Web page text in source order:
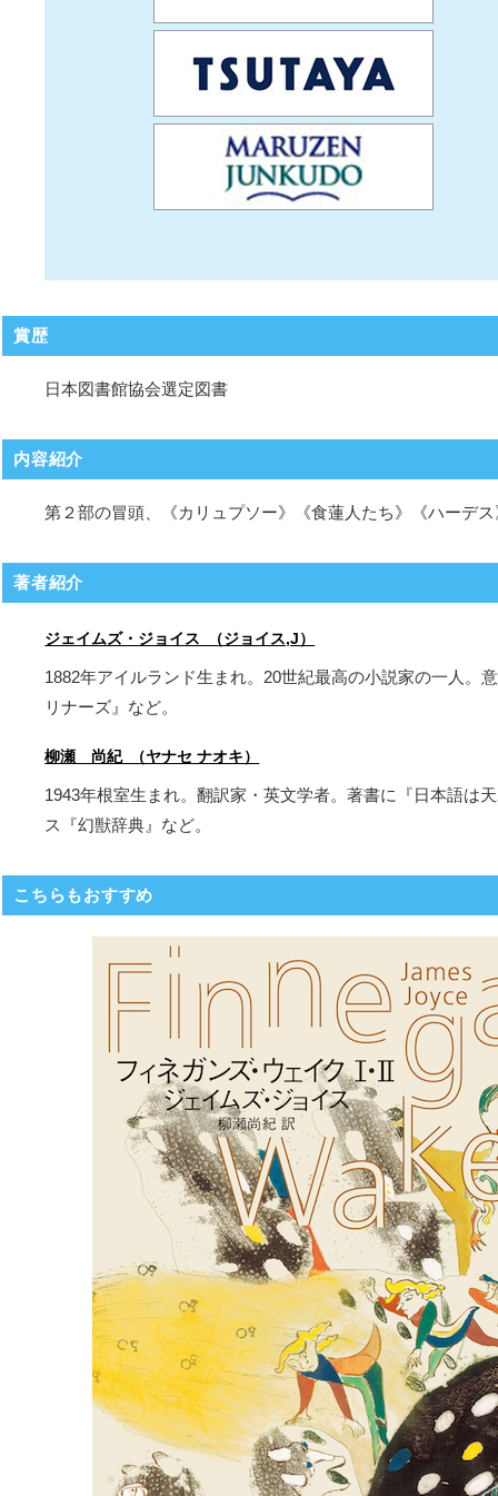
賞歴
日本図書館協会選定図書
内容紹介
第２部の冒頭、《カリュプソー》《食蓮人たち》《ハーデ
著者紹介
ジェイムズ・ジョイス （ジョイス,J）
1882年アイルランド生まれ。20世紀最高の小説家の一人。
リナーズ』など。
柳瀬 尚紀 （ヤナセ ナオキ）
1943年根室生まれ。翻訳家・英文学者。著書に『日本語は
ス『幻獣辞典』など。
こちらもおすすめ